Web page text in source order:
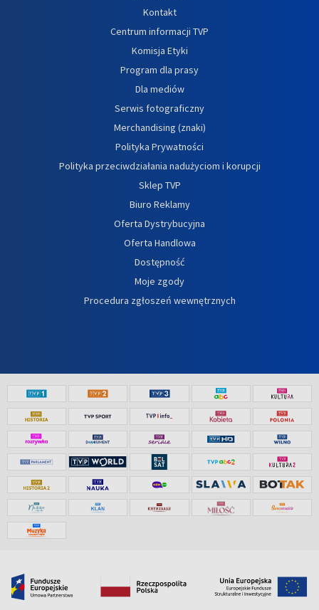
Kontakt
Centrum informacji TVP
Komisja Etyki
Program dla prasy
Dla mediów
Serwis fotograficzny
Merchandising (znaki)
Polityka Prywatności
Polityka przeciwdziałania nadużyciom i korupcji
Sklep TVP
Biuro Reklamy
Oferta Dystrybucyjna
Oferta Handlowa
Dostępność
Moje zgody
Procedura zgłoszeń wewnętrznych